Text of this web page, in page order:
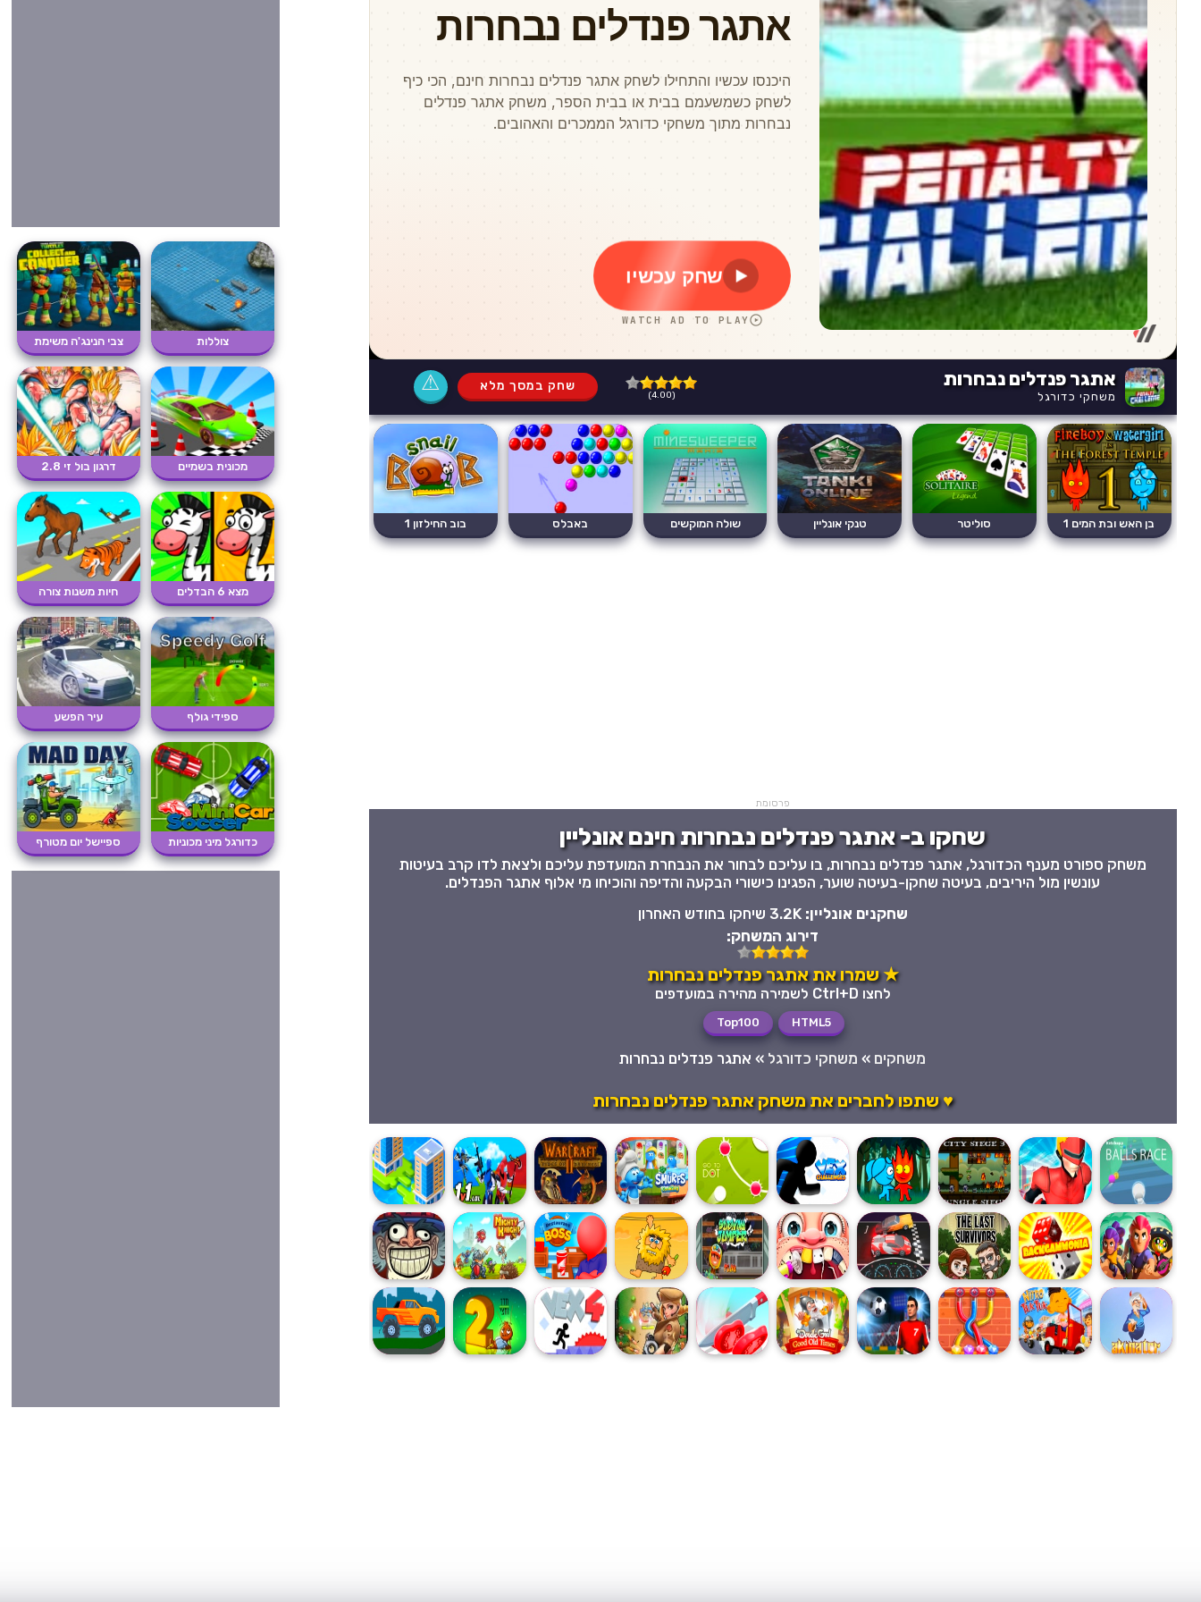
אתגר פנדלים נבחרות
משחקי כדורגל (4.00)
שחק במסך מלא ⚠
בן האש ובת המים 1 סוליטר טנקי אונליין שולה המוקשים באבלס בוב החילזון 1
פרסומת
שחקו ב- אתגר פנדלים נבחרות חינם אונליין
משחק ספורט מענף הכדורגל, אתגר פנדלים נבחרות, בו עליכם לבחור את הנבחרת המועדפת עליכם ולצאת לדו קרב בעיטות
עונשין מול היריבים, בעיטה שחקן-בעיטה שוער, הפגינו כישורי הבקעה והדיפה והוכיחו מי אלוף אתגר הפנדלים.
שחקנים אונליין:3.2K שיחקו בחודש האחרון
דירוג המשחק:
★ שמרו את אתגר פנדלים נבחרות
לחצו Ctrl+D לשמירה מהירה במועדפים
HTML5
Top100
משחקים » משחקי כדורגל » אתגר פנדלים נבחרות
♥ שתפו לחברים את משחק אתגר פנדלים נבחרות
צוללות
צבי הנינג'ה משימת
המוטגן
מכונית בשמיים דרגון בול זי 2.8
מצא 6 הבדלים חיות משנות צורה
ספידי גולף עיר הפשע
כדורגל מיני מכוניות ספיישל יום מטורף